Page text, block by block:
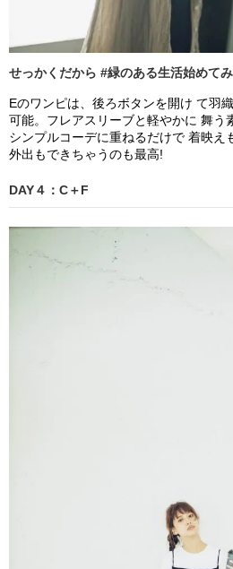
せっかくだから #緑のある生活始めて
Eのワンピは、後ろボタンを開け て羽
可能。フレアスリーブと軽やかに 舞う
シンプルコーデに重ねるだけで 着映え
外出もできちゃうのも最高!
DAY４：C＋F